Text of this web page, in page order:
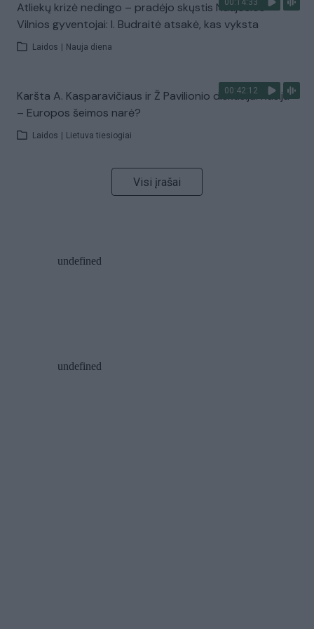
00:14:33
Atliekų krizė nedingo – pradėjo skųstis Naujosios
Vilnios gyventojai: I. Budraitė atsakė, kas vyksta
Laidos Nauja diena
00:42:12
Karšta A. Kasparavičiaus ir Ž Pavilionio diskusija: Rusija
– Europos šeimos narė?
Laidos Lietuva tiesiogiai
Visi įrašai